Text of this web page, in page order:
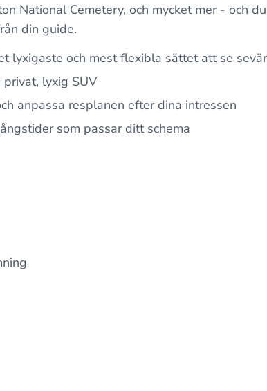
National Cemetery, och mycket mer - och
din guide.
lyxigaste och mest flexibla sättet att se
lyxig SUV
anpassa resplanen efter dina intressen
som passar ditt schema